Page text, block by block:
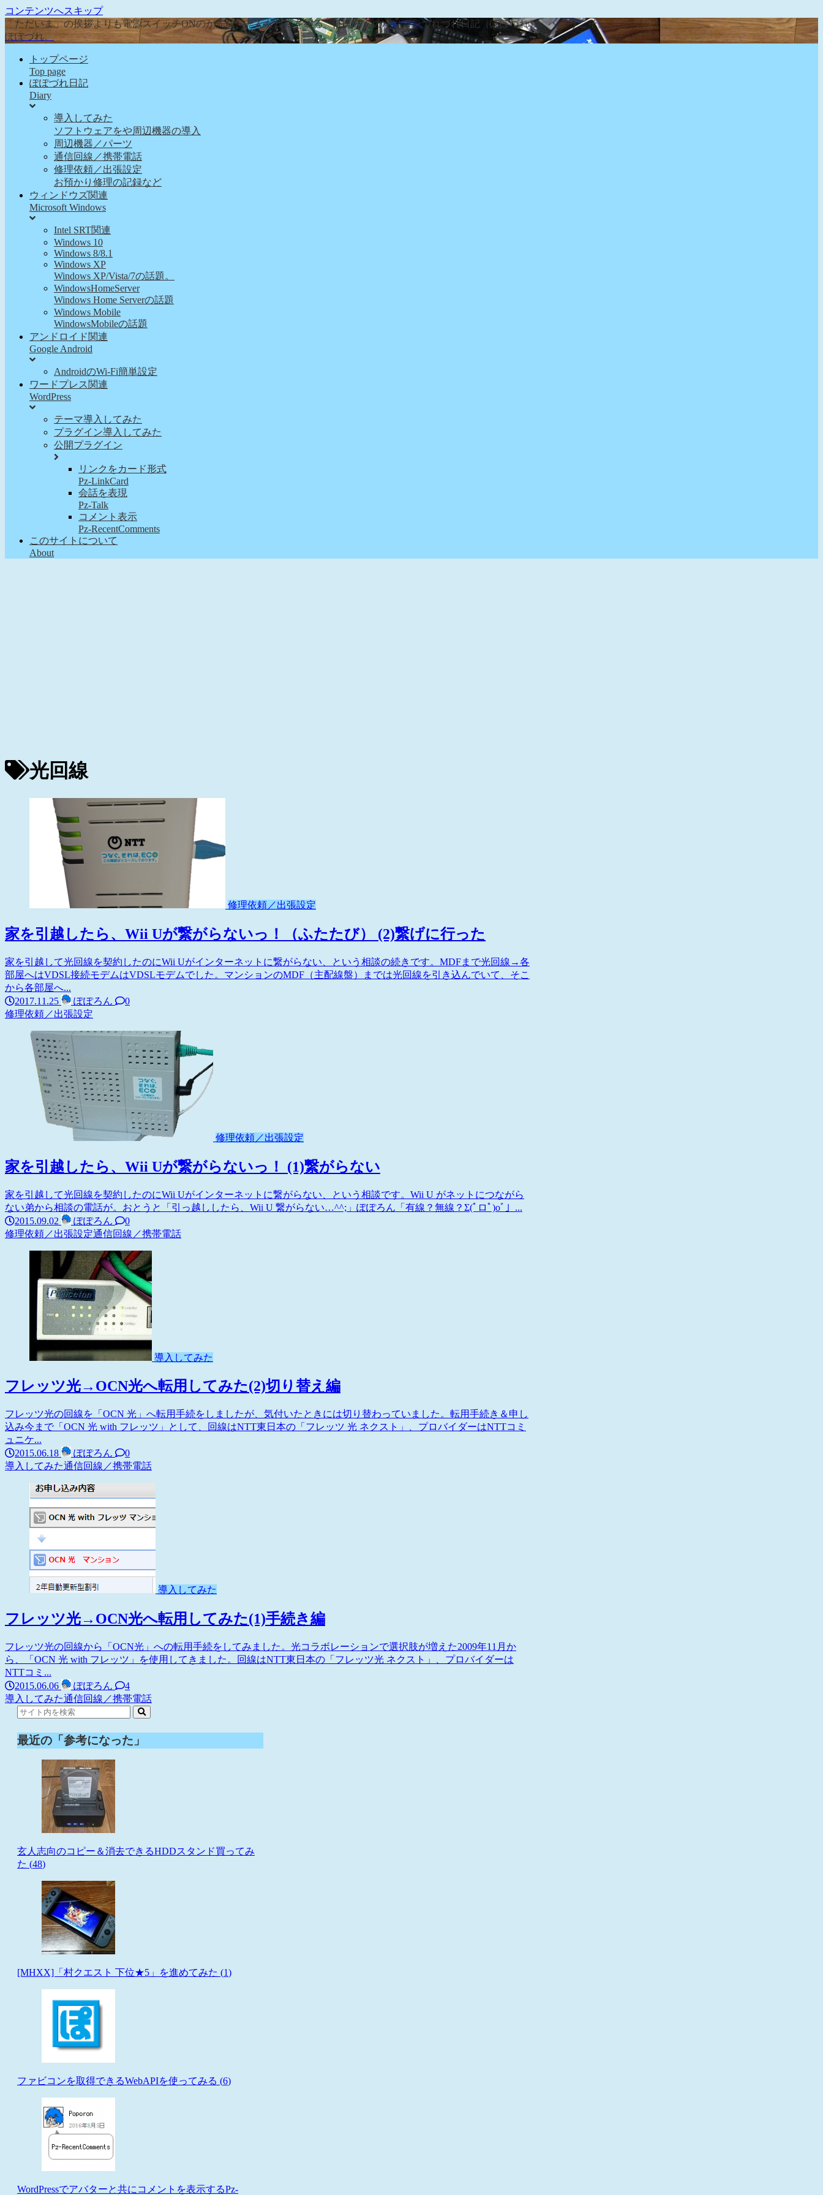
コンテンツへスキップ
「ただいま」の挨拶よりも電源スイッチONのが先な、そんな日常を綴る『ぽぽろんのパソコンつれづれ日記（ぽぽづれ）』へようこそ。
ぽぽづれ。
トップページ
Top page
ぽぽづれ日記
Diary
導入してみた
ソフトウェアをや周辺機器の導入
周辺機器／パーツ
通信回線／携帯電話
修理依頼／出張設定
お預かり修理の記録など
ウィンドウズ関連
Microsoft Windows
Intel SRT関連
Windows 10
Windows 8/8.1
Windows XP
Windows XP/Vista/7の話題。
WindowsHomeServer
Windows Home Serverの話題
Windows Mobile
WindowsMobileの話題
アンドロイド関連
Google Android
AndroidのWi-Fi簡単設定
ワードプレス関連
WordPress
テーマ導入してみた
プラグイン導入してみた
公開プラグイン
リンクをカード形式
Pz-LinkCard
会話を表現
Pz-Talk
コメント表示
Pz-RecentComments
このサイトについて
About
光回線
修理依頼／出張設定
家を引越したら、Wii Uが繋がらないっ！（ふたたび） (2)繋げに行った
家を引越して光回線を契約したのにWii Uがインターネットに繋がらない、という相談の続きです。MDFまで光回線→各
部屋へはVDSL接続モデムはVDSLモデムでした。マンションのMDF（主配線盤）までは光回線を引き込んでいて、そこ
から各部屋へ...
2017.11.25
ぽぽろん
0
修理依頼／出張設定
修理依頼／出張設定
家を引越したら、Wii Uが繋がらないっ！ (1)繋がらない
家を引越して光回線を契約したのにWii Uがインターネットに繋がらない、という相談です。Wii U がネットにつながら
ない弟から相談の電話が。おとうと「引っ越ししたら、Wii U 繋がらない…^^;」ぽぽろん「有線？無線？Σ(ﾟロﾟ)oﾞ」...
2015.09.02
ぽぽろん
0
修理依頼／出張設定通信回線／携帯電話
導入してみた
フレッツ光→OCN光へ転用してみた(2)切り替え編
フレッツ光の回線を「OCN 光」へ転用手続をしましたが、気付いたときには切り替わっていました。転用手続き＆申し
込み今まで「OCN 光 with フレッツ」として、回線はNTT東日本の「フレッツ 光 ネクスト」、プロバイダーはNTTコミ
ュニケ...
2015.06.18
ぽぽろん
0
導入してみた通信回線／携帯電話
導入してみた
フレッツ光→OCN光へ転用してみた(1)手続き編
フレッツ光の回線から「OCN光」への転用手続をしてみました。光コラボレーションで選択肢が増えた2009年11月か
ら、「OCN 光 with フレッツ」を使用してきました。回線はNTT東日本の「フレッツ光 ネクスト」、プロバイダーは
NTTコミ...
2015.06.06
ぽぽろん
4
導入してみた通信回線／携帯電話
最近の「参考になった」
玄人志向のコピー＆消去できるHDDスタンド買ってみ
た (48)
[MHXX]「村クエスト 下位★5」を進めてみた (1)
ファビコンを取得できるWebAPIを使ってみる (6)
WordPressでアバターと共にコメントを表示するPz-